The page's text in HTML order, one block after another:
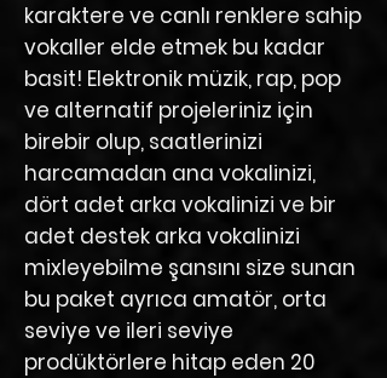
karaktere ve canlı renklere sahip
vokaller elde etmek bu kadar
basit! Elektronik müzik, rap, pop
ve alternatif projeleriniz için
birebir olup, saatlerinizi
harcamadan ana vokalinizi,
dört adet arka vokalinizi ve bir
adet destek arka vokalinizi
mixleyebilme şansını size sunan
bu paket ayrıca amatör, orta
seviye ve ileri seviye
prodüktörlere hitap eden 20